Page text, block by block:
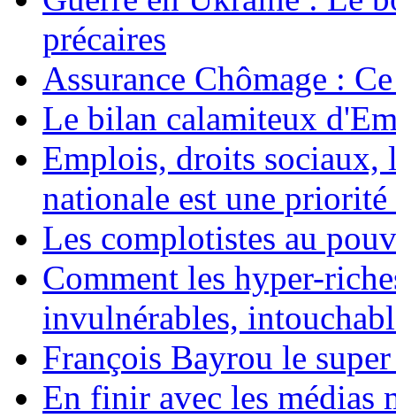
précaires
Assurance Chômage :
Le bilan calamiteux
Emplois, droits sociaux,
nationale est une
Les complotistes au
Comment les hyper-
invulnérables,
François Bayrou le
En finir avec les médias